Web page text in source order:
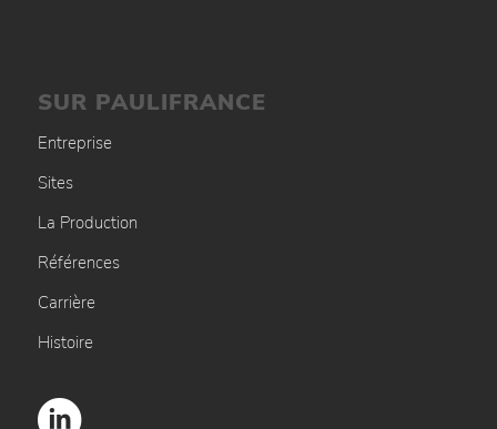
SUR PAULIFRANCE
Entreprise
Sites
La Production
Références
Carrière
Histoire